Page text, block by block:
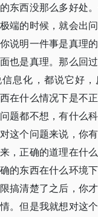
东西没那么多好处
端的时候，就会出
说明一件事是真理
也是真理。那么回
息化，都说它好
在什么情况下是不
题都不想，有什么
这个问题来说，你
，正确的道理在什
的东西在什么环境下
搞清楚了之后，你
。但是我就想对这